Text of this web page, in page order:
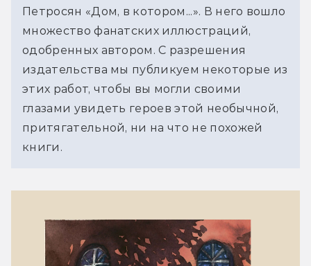
Петросян «Дом, в котором...». В него вошло
множество фанатских иллюстраций,
одобренных автором. С разрешения
издательства мы публикуем некоторые из
этих работ, чтобы вы могли своими
глазами увидеть героев этой необычной,
притягательной, ни на что не похожей
книги.